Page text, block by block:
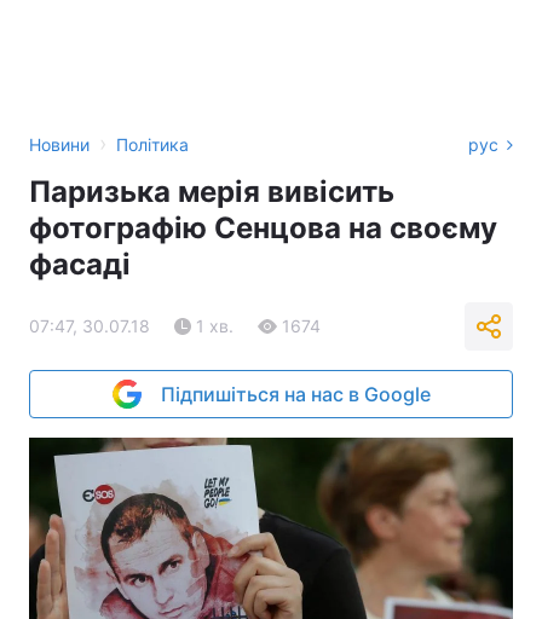
Новини › Політика рус
Паризька мерія вивісить
фотографію Сенцова на своєму
фасаді
07:47, 30.07.18 1 хв. 1674
Підпишіться на нас в Google